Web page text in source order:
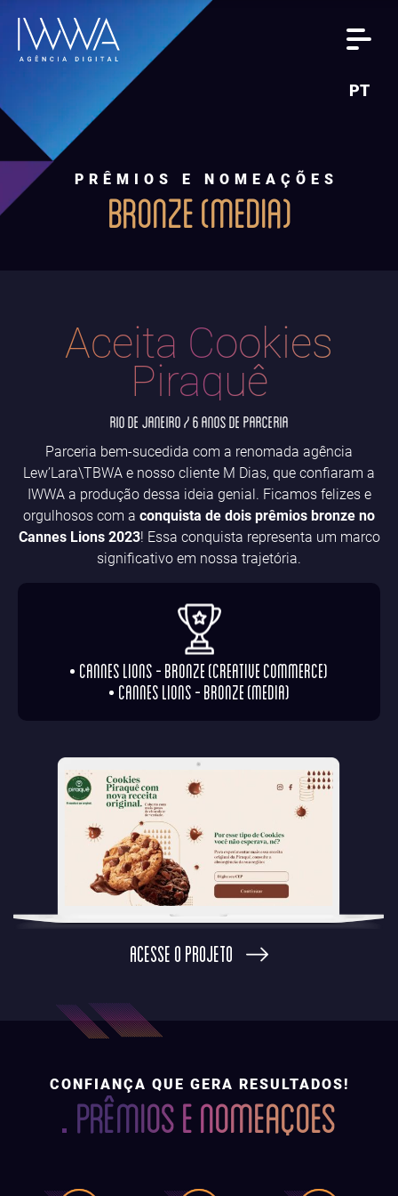
PT
PRÊMIOS E NOMEAÇÕES
BRONZE (MEDIA)
ACESSE O PROJETO
Aceita Cookies
Piraquê
Rio de Janeiro / 6 anos de parceria
Parceria bem-sucedida com a renomada agência
Lew’Lara\TBWA e nosso cliente M Dias, que confiaram a
IWWA a produção dessa ideia genial. Ficamos felizes e
orgulhosos com a conquista de dois prêmios bronze no
Cannes Lions 2023! Essa conquista representa um marco
significativo em nossa trajetória.
Cannes Lions - Bronze (Creative Commerce)
Cannes Lions - Bronze (Media)
CONFIANÇA QUE GERA RESULTADOS!
PRÊMIOS E NOMEAÇOES